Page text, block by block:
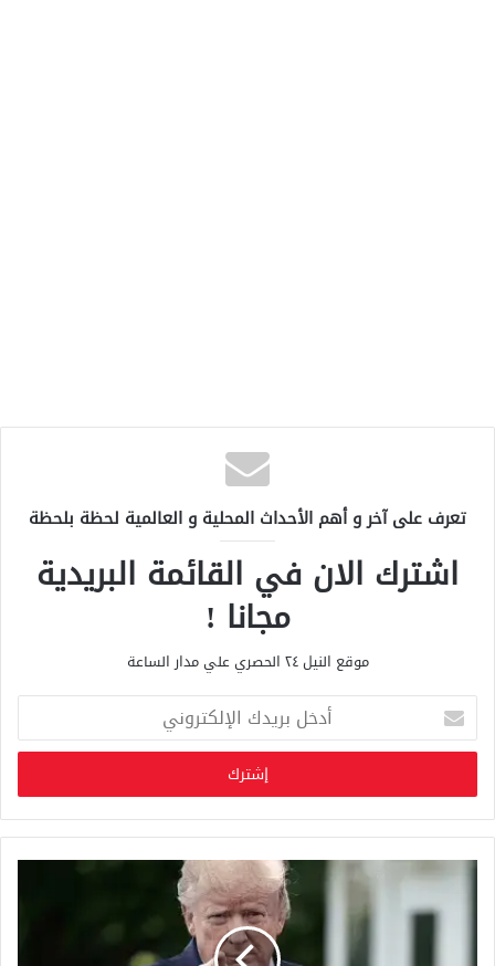
تعرف على آخر و أهم الأحداث المحلية و العالمية لحظة بلحظة
اشترك الان في القائمة البريدية
مجانا !
موقع النيل ٢٤ الحصري علي مدار الساعة
خ
ب
ر
ي
د